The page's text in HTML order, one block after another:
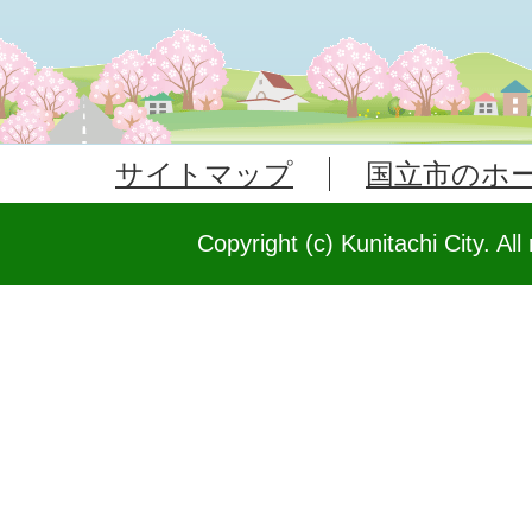
サイトマップ 国立市のホ
Copyright (c) Kunitachi City.